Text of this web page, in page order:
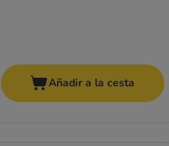
Añadir a la cesta